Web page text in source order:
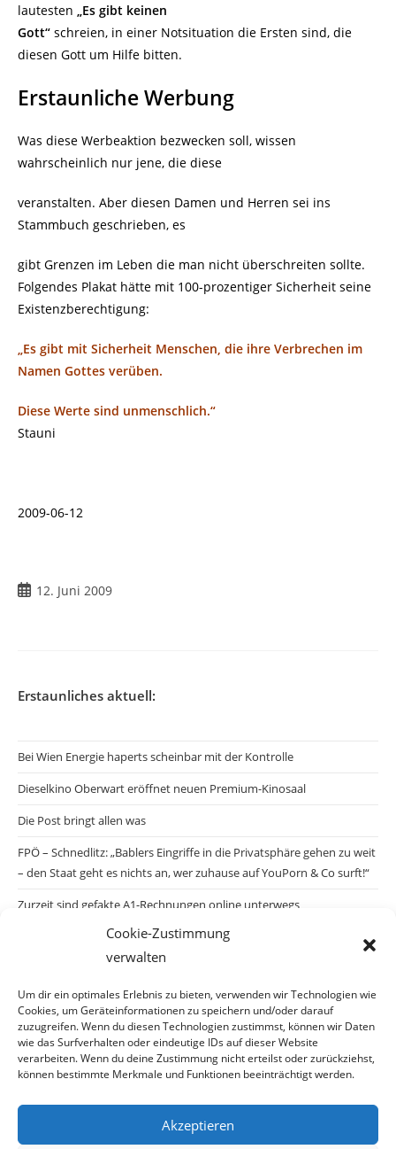
Cookie-Zustimmung
verwalten
Um dir ein optimales Erlebnis zu bieten, verwenden wir Technologien wie
Cookies, um Geräteinformationen zu speichern und/oder darauf
zuzugreifen. Wenn du diesen Technologien zustimmst, können wir Daten
wie das Surfverhalten oder eindeutige IDs auf dieser Website
verarbeiten. Wenn du deine Zustimmung nicht erteilst oder zurückziehst,
können bestimmte Merkmale und Funktionen beeinträchtigt werden.
Akzeptieren
lautesten
„Es gibt keinen
Gott“ schreien, in einer Notsituation die Ersten sind, die
diesen Gott um Hilfe bitten.
Erstaunliche Werbung
Was diese Werbeaktion bezwecken soll, wissen
wahrscheinlich nur jene, die diese
veranstalten. Aber diesen Damen und Herren sei ins
Stammbuch geschrieben, es
gibt Grenzen im Leben die man nicht überschreiten sollte.
Folgendes Plakat hätte mit 100-prozentiger Sicherheit seine
Existenzberechtigung:
„Es gibt mit Sicherheit Menschen, die ihre Verbrechen im
Namen Gottes verüben.
Diese Werte sind unmenschlich.“
Stauni
2009-06-12
Beitrag12. Juni 2009
Erstaunliches aktuell:
Bei Wien Energie haperts scheinbar mit der Kontrolle
Dieselkino Oberwart eröffnet neuen Premium-Kinosaal
Die Post bringt allen was
FPÖ – Schnedlitz: „Bablers Eingriffe in die Privatsphäre gehen zu weit
– den Staat geht es nichts an, wer zuhause auf YouPorn & Co surft!“
Zurzeit sind gefakte A1-Rechnungen online unterwegs
Salzburgs Juden und ihre Sicherheit: „Erst nach einem Anschlag wäre
die Gefahr endlich konkret!“
Biologisches Wunder in Ceuta
Ein vermeintliches Abschiebemärchen
Archiv